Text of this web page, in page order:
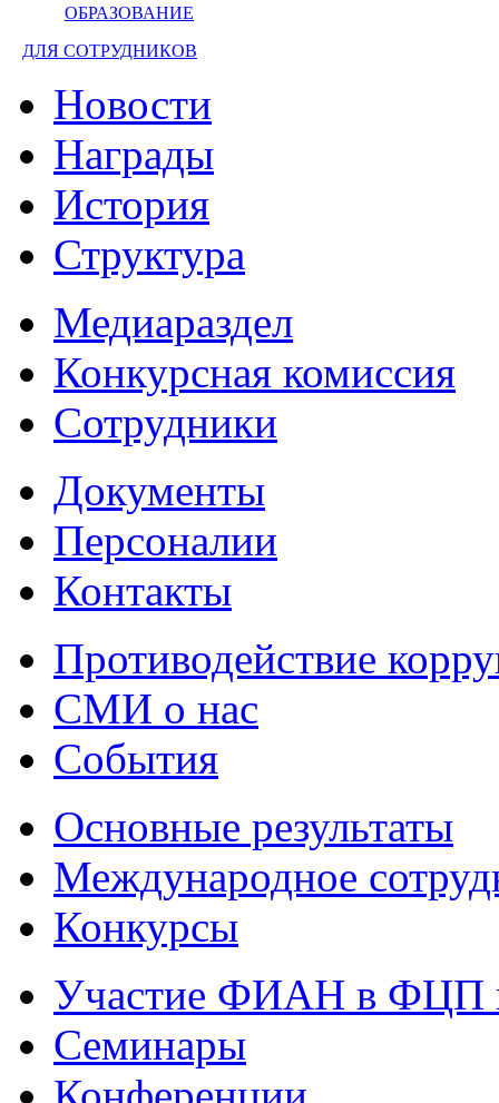
ОБРАЗОВАНИЕ
ДЛЯ СОТРУДНИКОВ
Новости
Награды
История
Структура
Медиараздел
Конкурсная комиссия
Сотрудники
Документы
Персоналии
Контакты
Противодействие
СМИ о нас
События
Основные результаты
Международное
Конкурсы
Участие ФИАН в ФЦП
Семинары